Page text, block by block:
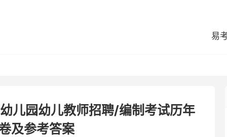
易
儿园幼儿教师招聘/编制考试历年
及参考答案